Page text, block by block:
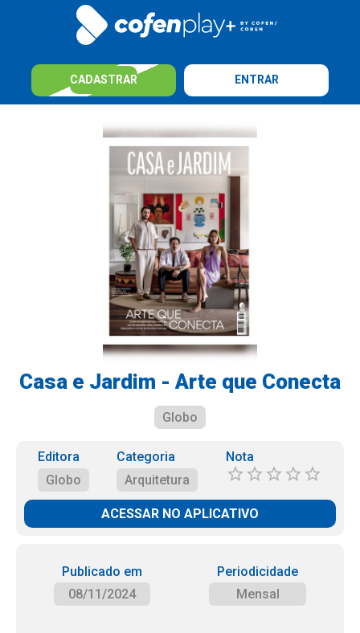
CADASTRAR ENTRAR
Casa e Jardim - Arte que Conecta
Globo
Editora
Globo
Categoria
Arquitetura
Nota
ACESSAR NO APLICATIVO
Publicado em
08/11/2024
Periodicidade
Mensal